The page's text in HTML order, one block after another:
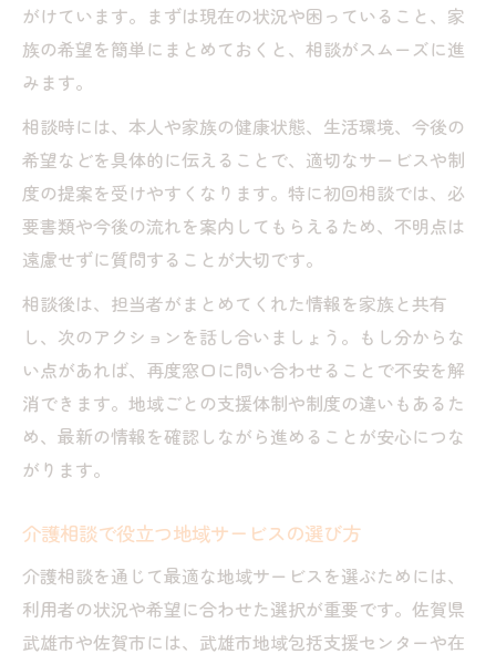
がけています。まずは現在の状況や困っていること、家
族の希望を簡単にまとめておくと、相談がスムーズに進
みます。
相談時には、本人や家族の健康状態、生活環境、今後の
希望などを具体的に伝えることで、適切なサービスや制
度の提案を受けやすくなります。特に初回相談では、必
要書類や今後の流れを案内してもらえるため、不明点は
遠慮せずに質問することが大切です。
相談後は、担当者がまとめてくれた情報を家族と共有
し、次のアクションを話し合いましょう。もし分からな
い点があれば、再度窓口に問い合わせることで不安を解
消できます。地域ごとの支援体制や制度の違いもあるた
め、最新の情報を確認しながら進めることが安心につな
がります。
介護相談で役立つ地域サービスの選び方
介護相談を通じて最適な地域サービスを選ぶためには、
利用者の状況や希望に合わせた選択が重要です。佐賀県
武雄市や佐賀市には、武雄市地域包括支援センターや在